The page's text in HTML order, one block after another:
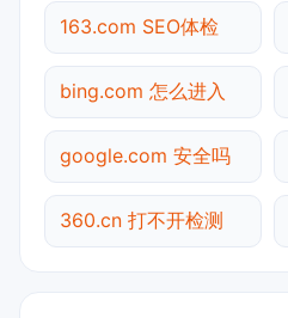
163.com SEO体检
bing.com 怎么进入
google.com 安全吗
360.cn 打不开检测